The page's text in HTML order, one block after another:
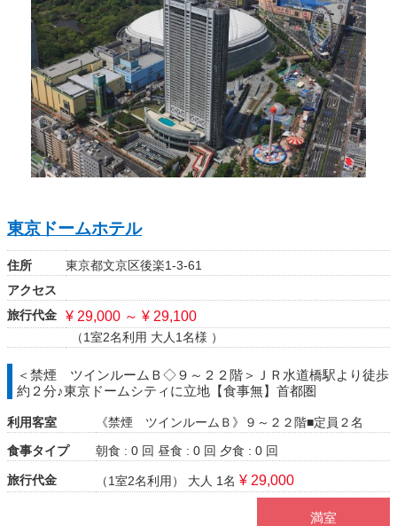
東京ドームホテル
住所
東京都文京区後楽1-3-61
アクセス
旅行代金
¥ 29,000 ～ ¥ 29,100
（1室2名利用 大人1名様 ）
＜禁煙 ツインルームＢ◇９～２２階＞ＪＲ水道橋駅より徒歩
約２分♪東京ドームシティに立地【食事無】首都圏
利用客室
《禁煙 ツインルームＢ》９～２２階■定員２名
食事タイプ
朝食 : 0 回 昼食 : 0 回 夕食 : 0 回
旅行代金 （1室2名利用） 大人 1名 ¥ 29,000
満室